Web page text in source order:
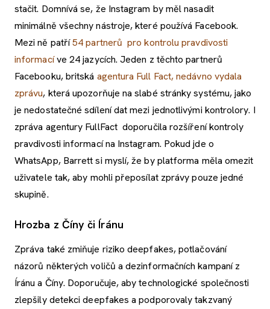
stačit. Domnívá se, že Instagram by měl nasadit
minimálně všechny nástroje, které používá Facebook.
Mezi ně patří54 partnerů pro kontrolu pravdivosti
informacíve 24 jazycích. Jeden z těchto partnerů
Facebooku, britská agentura Full Fact, nedávno vydala
zprávu, která upozorňuje na slabé stránky systému, jako
je nedostatečné sdílení dat mezi jednotlivými kontrolory. I
zpráva agentury FullFact doporučila rozšíření kontroly
pravdivosti informací na Instagram. Pokud jde o
WhatsApp, Barrett si myslí, že by platforma měla omezit
uživatele tak, aby mohli přeposílat zprávy pouze jedné
skupině.
Hrozba z Číny či Íránu
Zpráva také zmiňuje riziko deepfakes, potlačování
názorů některých voličů a dezinformačních kampaní z
Íránu a Číny. Doporučuje, aby technologické společnosti
zlepšily detekci deepfakes a podporovaly takzvaný